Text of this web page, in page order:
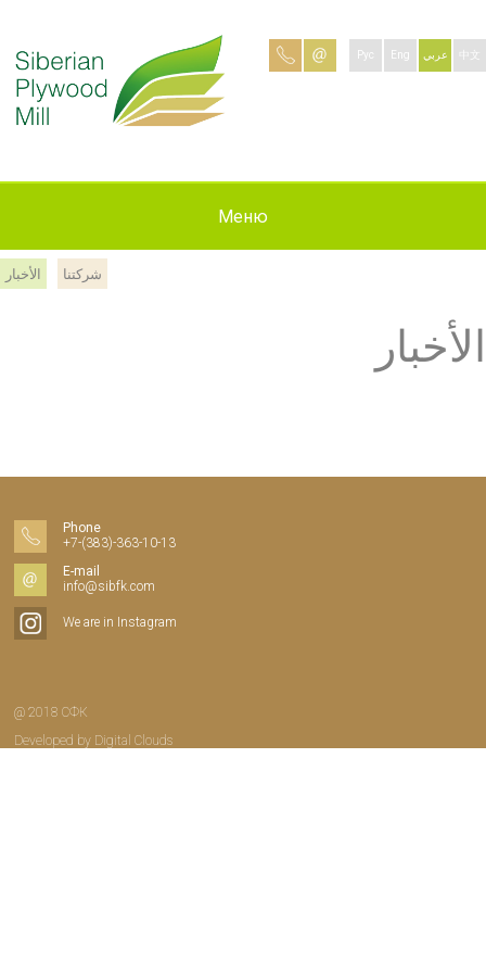
Рус Eng عربي 中文
Меню
شركتنا
منتجاتنا
الستخدام
الأخبار
وظائف شاغرة
الأخبار شركتنا
الأخبار
Phone
+7-(383)-363-10-13
E-mail
info@sibfk.com
We are in Instagram
@ 2018 СФК
Developed by Digital Clouds